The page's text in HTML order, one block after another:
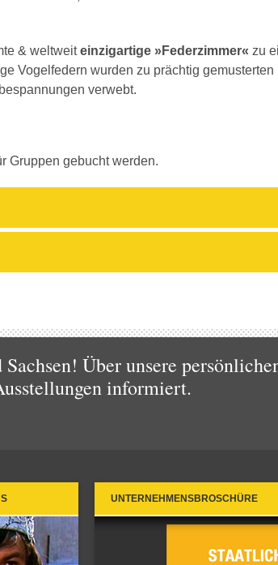
& weltweiteinzigartige »Federzimmer« zu
Vogelfedern wurden zu prächtig
verwebt.
Gruppen gebucht werden.
Sachsen! Über unsere
informiert.
UNTERNEHMENSBROSCHÜRE